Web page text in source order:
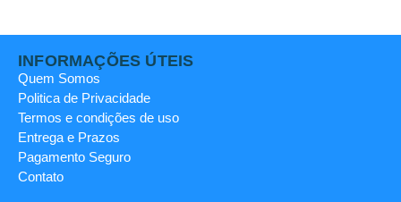
INFORMAÇÕES ÚTEIS
Quem Somos
Politica de Privacidade
Termos e condições de uso
Entrega e Prazos
Pagamento Seguro
Contato